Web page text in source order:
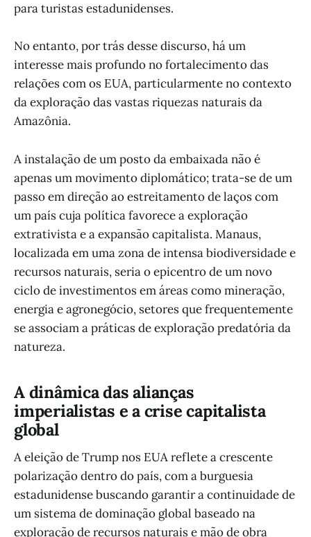
para turistas estadunidenses.
No entanto, por trás desse discurso, há um
interesse mais profundo no fortalecimento das
relações com os EUA, particularmente no contexto
da exploração das vastas riquezas naturais da
Amazônia.
A instalação de um posto da embaixada não é
apenas um movimento diplomático; trata-se de um
passo em direção ao estreitamento de laços com
um país cuja política favorece a exploração
extrativista e a expansão capitalista. Manaus,
localizada em uma zona de intensa biodiversidade e
recursos naturais, seria o epicentro de um novo
ciclo de investimentos em áreas como mineração,
energia e agronegócio, setores que frequentemente
se associam a práticas de exploração predatória da
natureza.
A dinâmica das alianças
imperialistas e a crise capitalista
global
A eleição de Trump nos EUA reflete a crescente
polarização dentro do país, com a burguesia
estadunidense buscando garantir a continuidade de
um sistema de dominação global baseado na
exploração de recursos naturais e mão de obra